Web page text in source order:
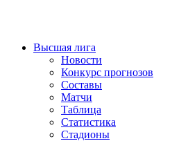
Высшая лига
Новости
Конкурс прогнозов
Составы
Матчи
Таблица
Статистика
Стадионы